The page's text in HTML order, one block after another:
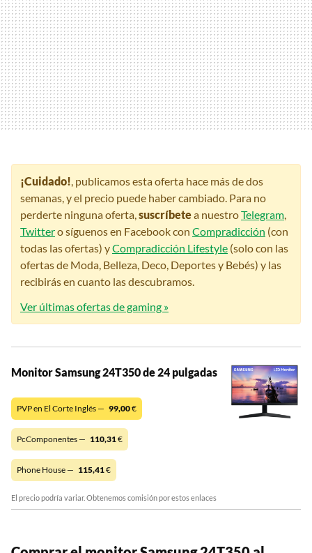
¡Cuidado! , publicamos esta oferta hace más de dos
semanas, y el precio puede haber cambiado. Para no
perderte ninguna oferta, suscríbetea nuestroTelegram
Twittero síguenos en Facebook con Compradicción (con
todas las ofertas) yCompradicción Lifestyle (solo con las
ofertas de Moda, Belleza, Deco, Deportes y Bebés) y las
recibirás en cuanto las descubramos.
Ver últimas ofertas de gaming »
Monitor Samsung 24T350 de 24 pulgadas
PVP en El Corte Inglés — 99,00€
PcComponentes — 110,31€
Phone House — 115,41€
El precio podría variar. Obtenemos comisión por estos enlaces